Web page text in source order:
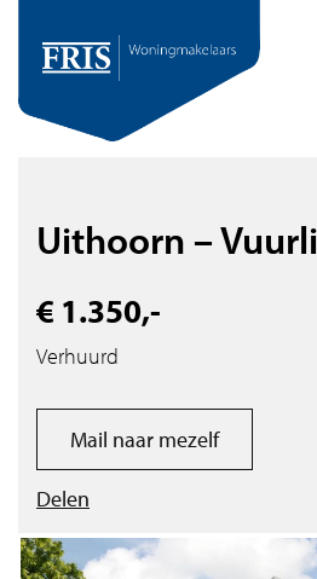
Uithoorn –
€ 1.350,-
Verhuurd
Mail naar mezelf
Delen